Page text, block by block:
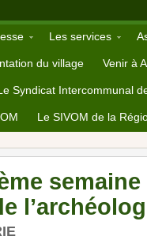
Les services
du village Venir à
Syndicat Intercommunal
Le SIVOM de la
semaine